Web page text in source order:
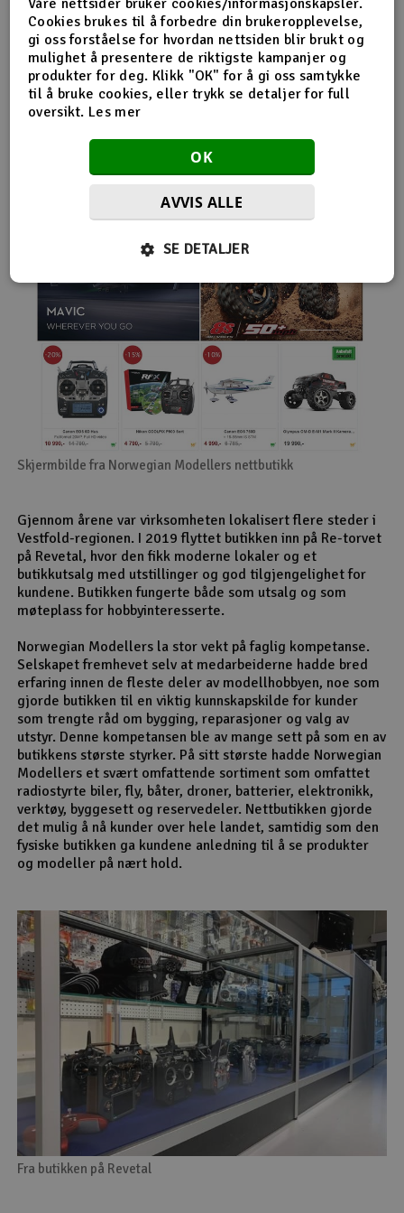
nybegynnerutstyr og avanserte løsninger hos samme
leverandør. Da internett for alvor endret
handelsmønstrene på 2000-tallet, satset Norwegian
Modellers tidlig på netthandel. Nettbutikken modellers.no
gjorde det mulig for kunder fra hele landet å handle
spesialprodukter som tidligere ofte bare var tilgjengelige i
større byer. Samtidig fortsatte selskapet å drive fysisk
Skjermbilde fra Norwegian Modellers nettbutikk
Gjennom årene var virksomheten lokalisert flere steder i
Vestfold-regionen. I 2019 flyttet butikken inn på Re-torvet
på Revetal, hvor den fikk moderne lokaler og et
butikkutsalg med utstillinger og god tilgjengelighet for
kundene. Butikken fungerte både som utsalg og som
møteplass for hobbyinteresserte.
Norwegian Modellers la stor vekt på faglig kompetanse.
Selskapet fremhevet selv at medarbeiderne hadde bred
erfaring innen de fleste deler av modellhobbyen, noe som
gjorde butikken til en viktig kunnskapskilde for kunder
som trengte råd om bygging, reparasjoner og valg av
utstyr. Denne kompetansen ble av mange sett på som en av
butikkens største styrker. På sitt største hadde Norwegian
Modellers et svært omfattende sortiment som omfattet
radiostyrte biler, fly, båter, droner, batterier, elektronikk,
verktøy, byggesett og reservedeler. Nettbutikken gjorde
det mulig å nå kunder over hele landet, samtidig som den
fysiske butikken ga kundene anledning til å se produkter
og modeller på nært hold.
Fra butikken på Revetal
Cookies brukes til å forbedre din brukeropplevelse,
gi oss forståelse for hvordan nettsiden blir brukt og
mulighet å presentere de riktigste kampanjer og
produkter for deg. Klikk "OK" for å gi oss samtykke
til å bruke cookies, eller trykk se detaljer for full
oversikt. Les mer
OK
AVVIS ALLE
SE DETALJER